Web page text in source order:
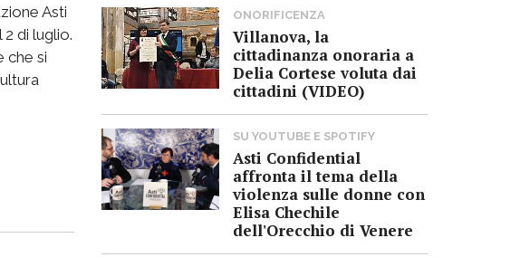
Asti
di luglio.
che si
ONORIFICENZA
Villanova, la
cittadinanza onoraria a
Delia Cortese voluta dai
cittadini (VIDEO)
SU YOUTUBE E SPOTIFY
Asti Confidential
affronta il tema della
violenza sulle donne con
Elisa Chechile
dell'Orecchio di Venere